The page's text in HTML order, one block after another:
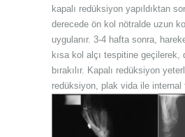
kapalı redüksiyon yapıldıktan
derecede ön kol nötralde uzun
uygulanır. 3-4 hafta sonra,
kısa kol alçı tespitine geçilerek,
bırakılır. Kapalı redüksiyon
redüksiyon, plak vida ile internal